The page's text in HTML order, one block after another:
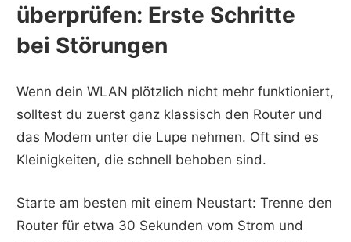
überprüfen: Erste Schritte
bei Störungen
Wenn dein WLAN plötzlich nicht mehr funktioniert,
solltest du zuerst ganz klassisch den Router und
das Modem unter die Lupe nehmen. Oft sind es
Kleinigkeiten, die schnell behoben sind.
Starte am besten mit einem Neustart: Trenne den
Router für etwa 30 Sekunden vom Strom und